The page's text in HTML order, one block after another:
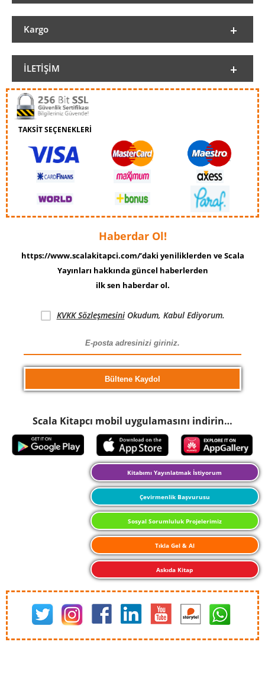
Kargo
İLETIŞIM
TAKSİT SEÇENEKLERİ
Haberdar Ol!
https://www.scalakitapci.com/’daki yeniliklerden ve Scala
Yayınları hakkında güncel haberlerden
ilk sen haberdar ol.
KVKK SözleşmesiniOkudum, Kabul Ediyorum.
Scala Kitapcı mobil uygulamasını indirin…
Kitabımı Yayınlatmak İstiyorum
Çevirmenlik Başvurusu
Sosyal Sorumluluk Projelerimiz
Tıkla Gel & Al
Askıda Kitap